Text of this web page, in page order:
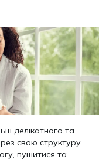
делікатного та
свою структуру
пушитися та